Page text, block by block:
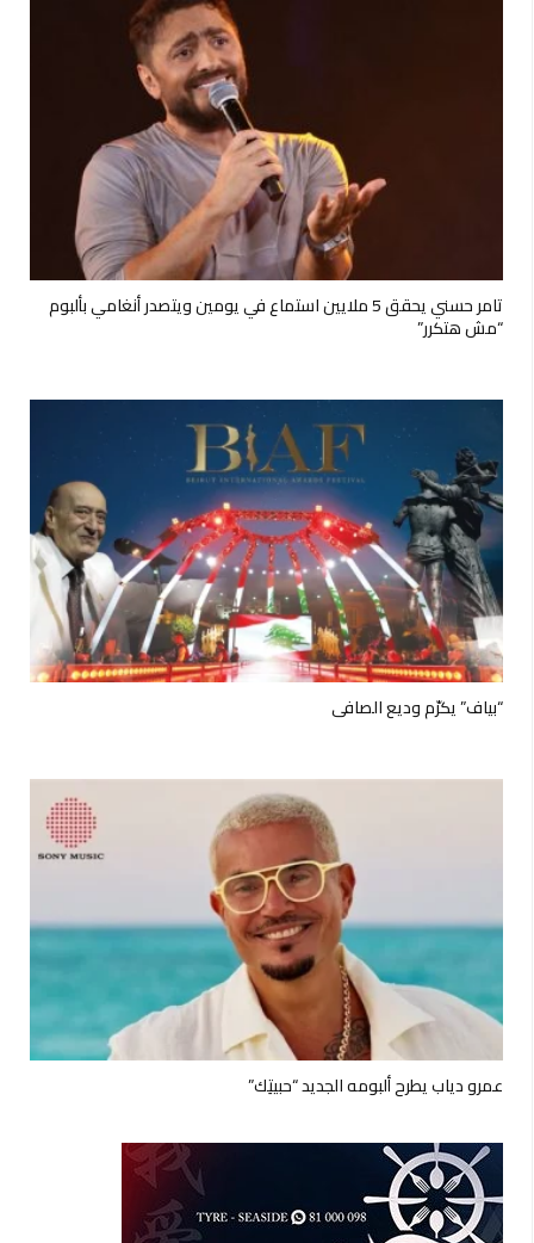
تامر حسني يحقق 5 ملايين استماع في يومين ويتصدر أنغامي بألبوم
“مش هتكرر”
“بياف” يكرّم وديع الصافي
عمرو دياب يطرح ألبومه الجديد “حبيتِك”